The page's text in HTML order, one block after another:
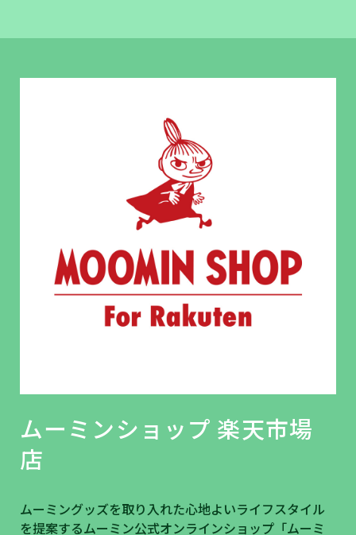
ムーミンショップ 楽天市場
店
ムーミングッズを取り入れた心地よいライフスタイル
を提案するムーミン公式オンラインショップ「ムーミ